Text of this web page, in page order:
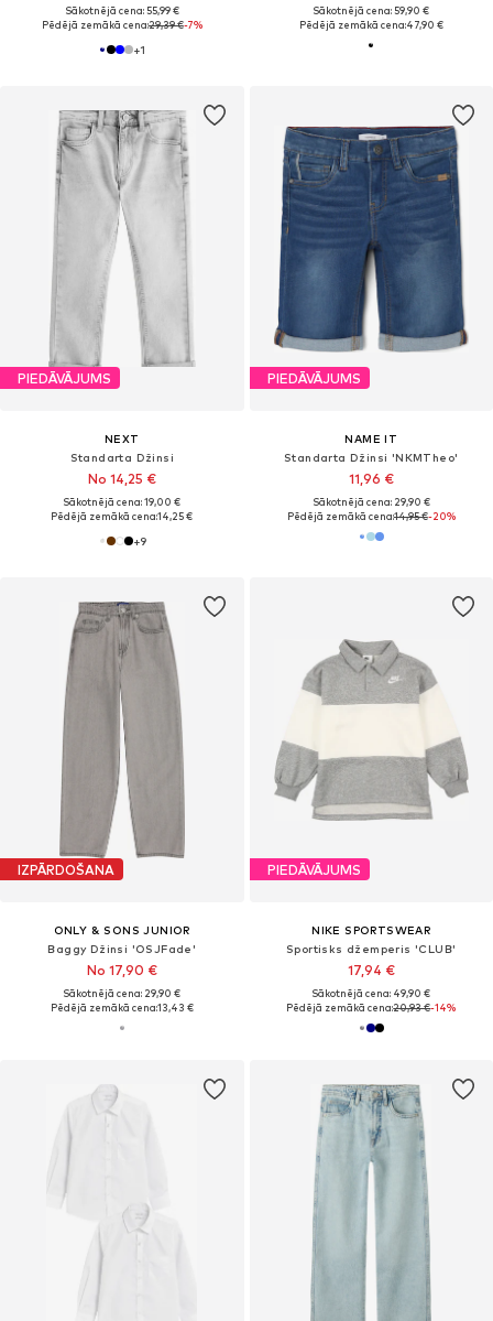
Sākotnējā cena: 55,99 €
Pēdējā zemākā cena:29,39 €-7%
+1
Sākotnējā cena: 59,90 €
Pēdējā zemākā cena:47,90 €
PIEDĀVĀJUMS
NEXT
Standarta Džinsi
No 14,25 €
Sākotnējā cena: 19,00 €
Pēdējā zemākā cena:14,25 €
+9
PIEDĀVĀJUMS
NAME IT
Standarta Džinsi 'NKMTheo'
11,96 €
Sākotnējā cena: 29,90 €
Pēdējā zemākā cena:14,95 €-20%
IZPĀRDOŠANA
ONLY & SONS JUNIOR
Baggy Džinsi 'OSJFade'
No 17,90 €
Sākotnējā cena: 29,90 €
Pēdējā zemākā cena:13,43 €
PIEDĀVĀJUMS
NIKE SPORTSWEAR
Sportisks džemperis 'CLUB'
17,94 €
Sākotnējā cena: 49,90 €
Pēdējā zemākā cena:20,93 €-14%